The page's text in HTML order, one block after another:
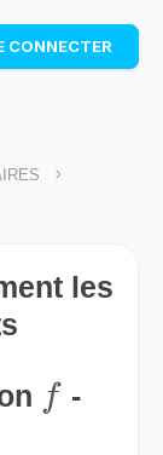
maths cet
avec des
CONNECTER
>
les
ff -